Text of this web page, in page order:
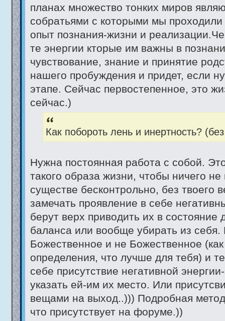
планах множество тонких миров
собратьями с которыми мы
опыт познания-жизни и
те энергии кторые им важны в
чувствование, знание и принятие
нашего пробуждения и придет, если
этапе. Сейчас первостепенное, это
сейчас.)
Как побороть лень и инертность?
Нужна постоянная работа с собой.
такого образа жизни, чтобы ничего
существе бесконтрольно, без твоего
замечать проявление в себе
берут верх приводить их в
баланса или вообще убирать из себя.
Божественное и не Божественное
определения, что лучше для тебя) и
себе присутствие негативной
указать ей-им их место. Или
вещами на выход..))) Подробная
что присутствует на форуме.))